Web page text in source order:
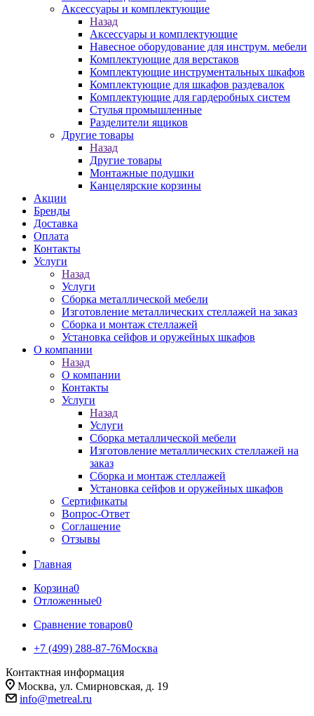
Аксессуары и комплектующие
Назад
Аксессуары и комплектующие
Навесное оборудование для инструм. мебели
Комплектующие для верстаков
Комплектующие инструментальных шкафов
Комплектующие для шкафов раздевалок
Комплектующие для гардеробных систем
Стулья промышленные
Разделители ящиков
Другие товары
Назад
Другие товары
Монтажные подушки
Канцелярские корзины
Акции
Бренды
Доставка
Оплата
Контакты
Услуги
Назад
Услуги
Сборка металлической мебели
Изготовление металлических стеллажей на заказ
Сборка и монтаж стеллажей
Установка сейфов и оружейных шкафов
О компании
Назад
О компании
Контакты
Услуги
Назад
Услуги
Сборка металлической мебели
Изготовление металлических стеллажей на
заказ
Сборка и монтаж стеллажей
Установка сейфов и оружейных шкафов
Сертификаты
Вопрос-Ответ
Соглашение
Отзывы
Главная
Корзина0
Отложенные0
Сравнение товаров0
+7 (499) 288-87-76Москва
Контактная информация
Москва, ул. Смирновская, д. 19
info@metreal.ru